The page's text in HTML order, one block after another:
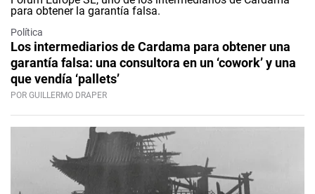
Política
Los intermediarios de Cardama para obtener una
garantía falsa: una consultora en un ‘cowork’ y una
que vendía ‘pallets’
POR GUILLERMO DRAPER